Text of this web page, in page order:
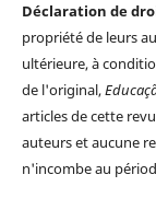
Déclaration de
propriété de leurs
ultérieure, à
de l'original,
articles de cette
auteurs et aucune
n'incombe au